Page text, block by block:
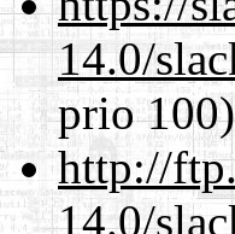
14.0/
prio 100)
http://
14.0/